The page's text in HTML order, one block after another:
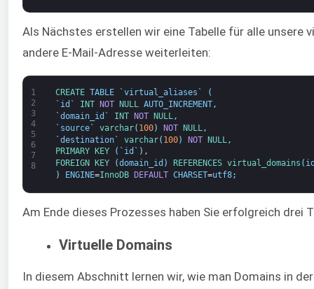
Als Nächstes erstellen wir eine Tabelle für alle unsere
andere E-Mail-Adresse weiterleiten:
1
2
3
4
5
6
7
8
CREATE TABLE `virtual_aliases `
(
` id ` INT NOT NULL AUTO_INCREMENT,
`domain_id ` INT NOT NULL,
` source` varchar( 100) NOT NULL ,
`destination` varchar( 100) NOT NULL ,
PRIMARY
KEY ( ` id ` ) ,
FOREIGN
KEY (domain_id ) REFERENCES virtual_domains (
)
ENGINE=InnoDB DEFAULT CHARSET=utf8;
Am Ende dieses Prozesses haben Sie erfolgreich drei
Virtuelle Domains
In diesem Abschnitt lernen wir, wie man Domains in